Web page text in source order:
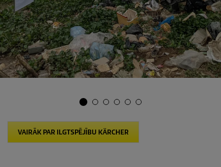
VAIRĀK PAR ILGTSPĒJĪBU KÄRCHER